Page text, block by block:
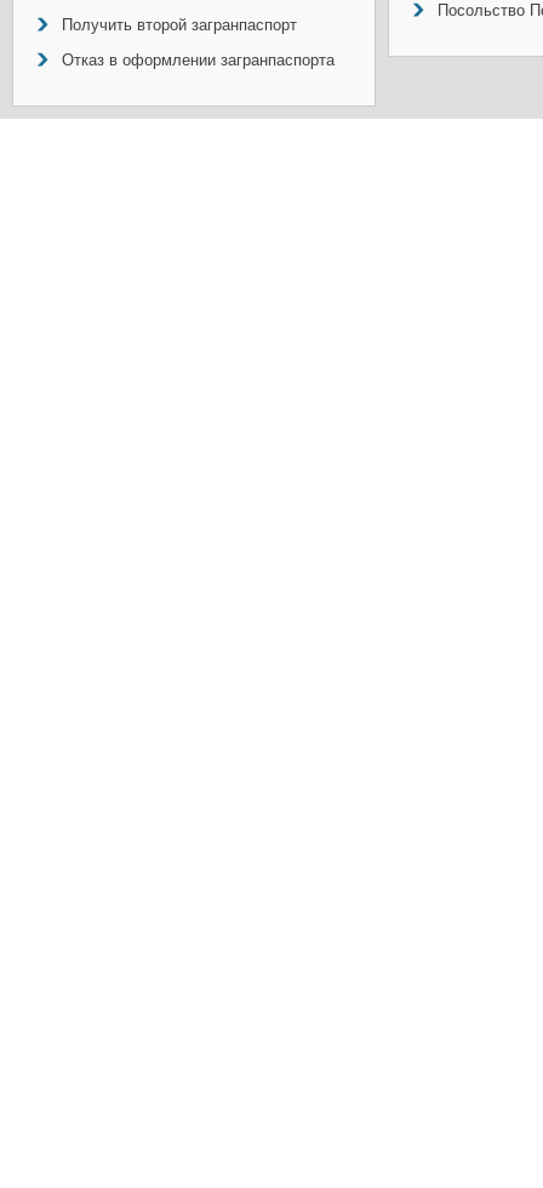
Получить второй загранпаспорт
Отказ в оформлении загранпаспорта
Посольство